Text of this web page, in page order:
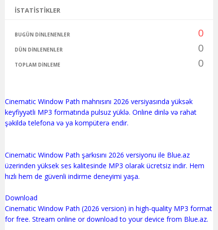
İSTATISTIKLER
BUGÜN DINLENENLER 0
DÜN DINLENENLER 0
TOPLAM DINLEME 0
Cinematic Window Path mahnısını 2026 versiyasında yüksək
keyfiyyətli MP3 formatında pulsuz yüklə. Online dinlə və rahat
şəkildə telefona və ya kompüterə endir.
Cinematic Window Path şarkısını 2026 versiyonu ile Blue.az
üzerinden yüksek ses kalitesinde MP3 olarak ücretsiz indir. Hem
hızlı hem de güvenli indirme deneyimi yaşa.
Download
Cinematic Window Path (2026 version) in high-quality MP3 format
for free. Stream online or download to your device from Blue.az.